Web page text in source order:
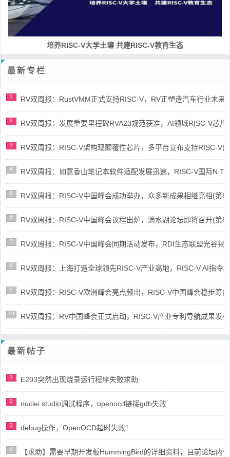
培养RISC-V大学土壤 共建RISC-V教育生态
最新专栏
1 RV双周报：RustVMM正式支持RISC-V，RV正塑造汽车行业未来
2 RV双周报：发展重要里程碑RVA23规范获准，AI领域RISC-V芯
3 RV双周报：RISC-V架构现颠覆性芯片，多平台宣布支持RISC-V(
4 RV双周报：如意香山笔记本软件适配发展迅速，RISC-V国际N
5 RV双周报：RISC-V中国峰会成功举办，众多新成果相继亮相(第
6 RV双周报：RISC-V中国峰会议程出炉，滴水湖论坛即将召开(第
7 RV双周报：RISC-V中国峰会同期活动发布，RDI生态联盟光谷揭
8 RV双周报：上海打造全球领先RISC-V产业高地，RISC-V AI指令
9 RV双周报：RISC-V欧洲峰会亮点频出，RISC-V中国峰会稳步筹
10 RV双周报：RV中国峰会正式启动，RISC-V产业专利导航成果发
最新帖子
1 E203突然出现烧录运行程序失败求助
2 nuclei studio调试程序，openocd链接gdb失败
3 debug操作，OpenOCD超时失败！
4 【求助】需要早期开发板HummingBird的详细资料，目前论坛内